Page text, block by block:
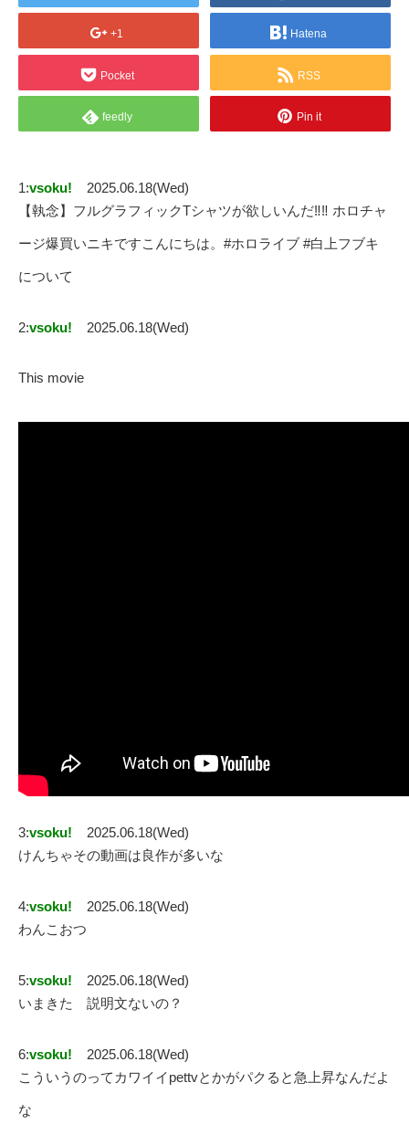
+1 Hatena
Pocket RSS
feedly Pin it
1:vsoku!
2025.06.18(Wed)
【執念】フルグラフィックTシャツが欲しいんだ‼︎‼︎ ホロチャ
ージ爆買いニキですこんにちは。#ホロライブ #白上フブキ
について
2:vsoku! 2025.06.18(Wed)
This movie
3:vsoku!
2025.06.18(Wed)
けんちゃその動画は良作が多いな
4:vsoku!
2025.06.18(Wed)
わんこおつ
5:vsoku!
2025.06.18(Wed)
いまきた 説明文ないの？
6:vsoku!
2025.06.18(Wed)
こういうのってカワイイpettvとかがパクると急上昇なんだよ
な